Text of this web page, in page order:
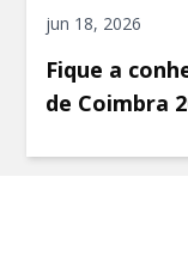
jun 18, 2026
Fique a
de Coimbra